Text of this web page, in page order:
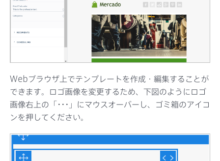
Webブラウザ上でテンプレートを作成・編集することが
できます。ロゴ画像を変更するため、下図のようにロゴ
画像右上の「･･･ 」にマウスオーバーし、ゴミ箱のアイコ
ンを押してください。